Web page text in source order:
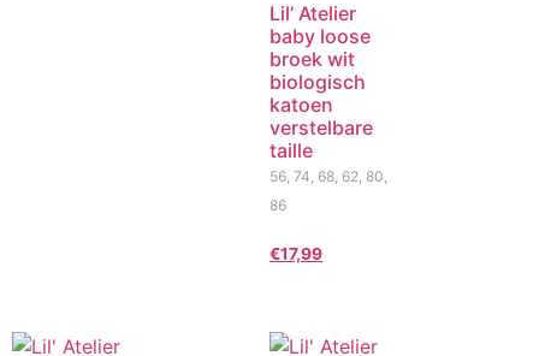
Lil’ Atelier
baby loose
broek wit
biologisch
katoen
verstelbare
taille
56, 74, 68, 62, 80,
86
€17,99